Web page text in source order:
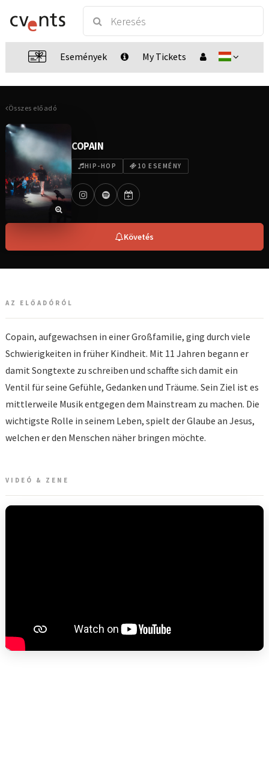
Események My Tickets
Összes előadó
COPAIN
HIP-HOP 10 ESEMÉNY
Követés
AZ ELŐADÓRÓL
Copain, aufgewachsen in einer Großfamilie, ging durch viele
Schwierigkeiten in früher Kindheit. Mit 11 Jahren begann er
damit Songtexte zu schreiben und schaffte sich damit ein
Ventil für seine Gefühle, Gedanken und Träume. Sein Ziel ist es
mittlerweile Musik entgegen dem Mainstream zu machen. Die
wichtigste Rolle in seinem Leben, spielt der Glaube an Jesus,
welchen er den Menschen näher bringen möchte.
VIDEÓ & ZENE